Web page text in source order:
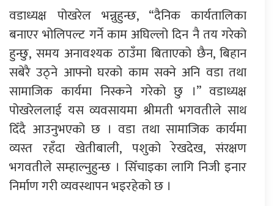
वडाध्यक्ष पोखरेल भन्नुहुन्छ, “दैनिक कार्यतालिका
बनाएर भोलिपल्ट गर्ने काम अघिल्लो दिन नै तय गरेको
हुन्छु, समय अनावश्यक ठाउँमा बिताएको छैन, बिहान
सबेरै उठ्ने आफ्नो घरको काम सक्ने अनि वडा तथा
सामाजिक कार्यमा निस्कने गरेको छु ।” वडाध्यक्ष
पोखरेललाई यस व्यवसायमा श्रीमती भगवतीले साथ
दिँदै आउनुभएको छ । वडा तथा सामाजिक कार्यमा
व्यस्त रहँदा खेतीबाली, पशुको रेखदेख, संरक्षण
भगवतीले सम्हाल्नुहुन्छ । सिँचाइका लागि निजी इनार
निर्माण गरी व्यवस्थापन भइरहेको छ ।